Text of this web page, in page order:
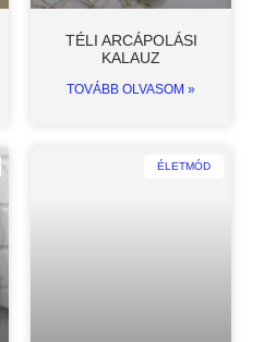
TÉLI ARCÁPOLÁSI
KALAUZ
TOVÁBB OLVASOM »
ÉLETMÓD